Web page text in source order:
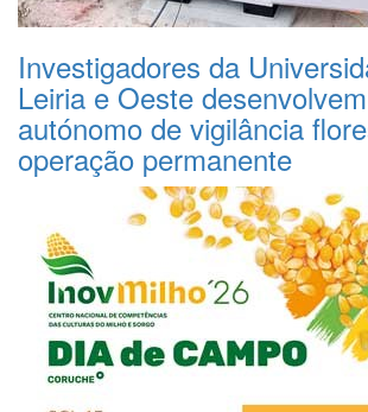
Investigadores da
Leiria e Oeste
autónomo de vigilância
operação permanente